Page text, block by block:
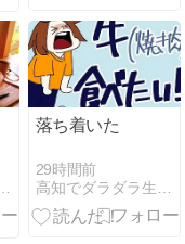
るゆる高知暮らし
落ち着いた
29時間前